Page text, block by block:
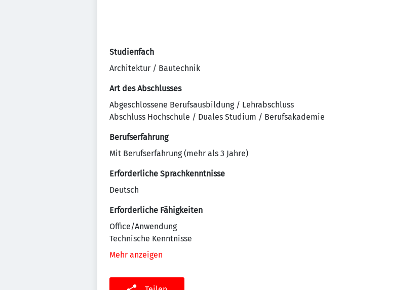
Studienfach
Architektur / Bautechnik
Art des Abschlusses
Abgeschlossene Berufsausbildung / Lehrabschluss
Abschluss Hochschule / Duales Studium / Berufsakademie
Berufserfahrung
Mit Berufserfahrung (mehr als 3 Jahre)
Erforderliche Sprachkenntnisse
Deutsch
Erforderliche Fähigkeiten
Office/Anwendung
Technische Kenntnisse
Mehr anzeigen